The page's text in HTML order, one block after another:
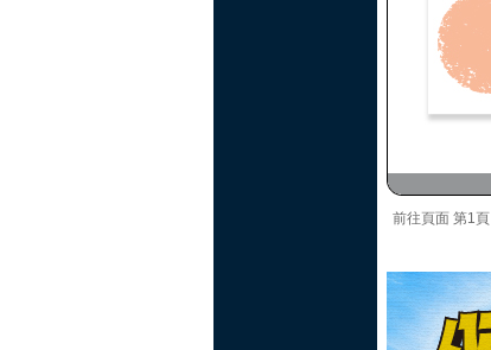
前往頁面 第1頁